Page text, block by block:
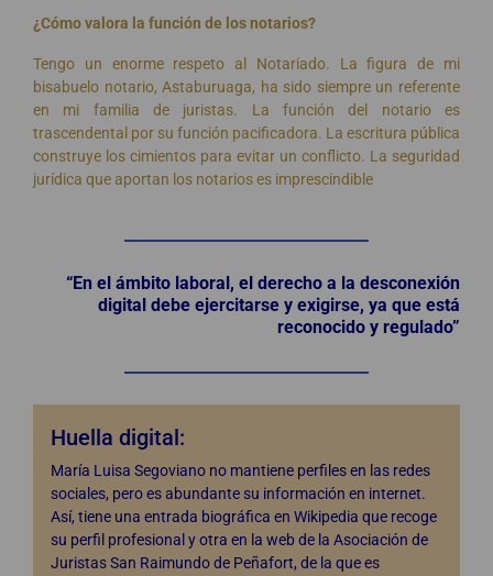
¿Cómo valora la función de los notarios?
Tengo un enorme respeto al Notariado. La figura de mi
bisabuelo notario, Astaburuaga, ha sido siempre un referente
en mi familia de juristas. La función del notario es
trascendental por su función pacificadora. La escritura pública
construye los cimientos para evitar un conflicto. La seguridad
jurídica que aportan los notarios es imprescindible
“En el ámbito laboral, el derecho a la desconexión
digital debe ejercitarse y exigirse, ya que está
reconocido y regulado”
Huella digital:
María Luisa Segoviano no mantiene perfiles en las redes
sociales, pero es abundante su información en internet.
Así, tiene una entrada biográfica en Wikipedia que recoge
su perfil profesional y otra en la web de la Asociación de
Juristas San Raimundo de Peñafort, de la que es